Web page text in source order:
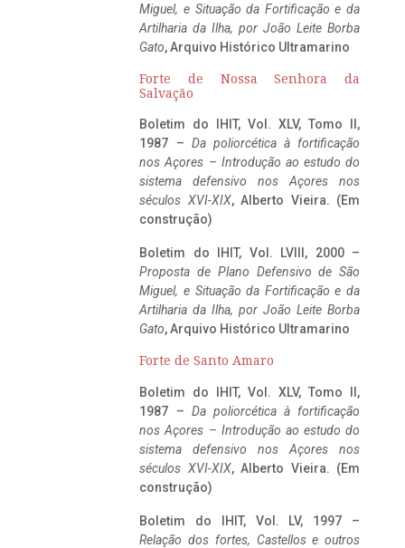
Miguel, e Situação da Fortificação e da
Artilharia da Ilha, por João Leite Borba
Gato, Arquivo Histórico Ultramarino
Forte de Nossa Senhora da
Salvação
Boletim do IHIT, Vol. XLV, Tomo II,
1987 – Da poliorcética à fortificação
nos Açores – Introdução ao estudo do
sistema defensivo nos Açores nos
séculos XVI-XIX, Alberto Vieira. (Em
construção)
Boletim do IHIT, Vol. LVIII, 2000 –
Proposta de Plano Defensivo de São
Miguel, e Situação da Fortificação e da
Artilharia da Ilha, por João Leite Borba
Gato, Arquivo Histórico Ultramarino
Forte de Santo Amaro
Boletim do IHIT, Vol. XLV, Tomo II,
1987 – Da poliorcética à fortificação
nos Açores – Introdução ao estudo do
sistema defensivo nos Açores nos
séculos XVI-XIX, Alberto Vieira. (Em
construção)
Boletim do IHIT, Vol. LV, 1997 –
Relação dos fortes, Castellos e outros